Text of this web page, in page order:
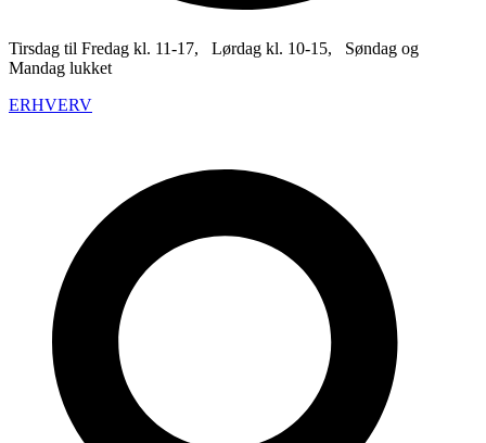
Tirsdag til Fredag kl. 11-17, Lørdag kl. 10-15, Søndag og
Mandag lukket
ERHVERV